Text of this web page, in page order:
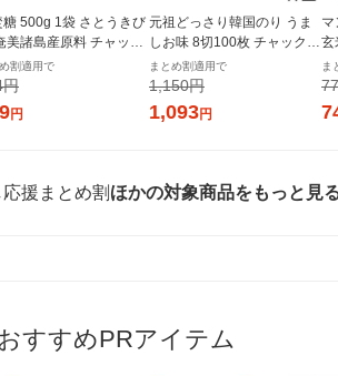
糖 500g 1袋 さとうきび
美諸島産原料 チャック
割適用で
円
円
元祖どっさり韓国のり うま
しお味 8切100枚 チャック付
き 1セット（1個×2）オリオ
ンジャコー
まとめ割適用で
1,150円
1,093円
玄
ま
援まとめ割 ほかの対象商品をもっと見
すすめPRアイテム